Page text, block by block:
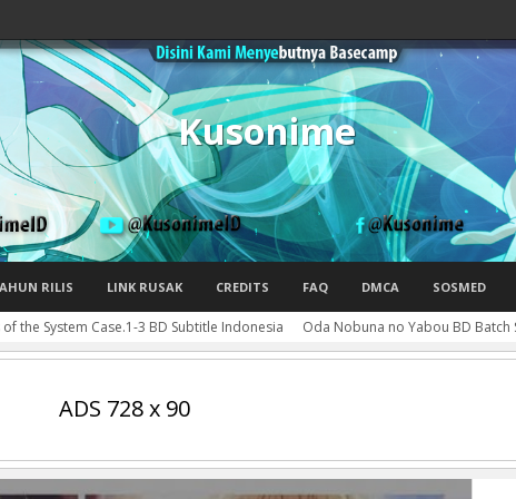
Kusonime
RILIS LINK RUSAK CREDITS FAQ DMCA SOSMED
of the System Case.1-3 BD Subtitle Indonesia Oda Nobuna no Yabou BD
ADS 728 x 90